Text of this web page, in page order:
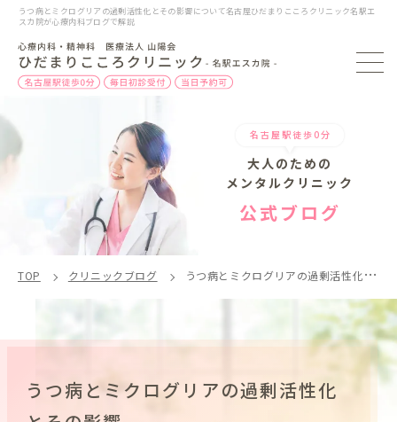
うつ病とミクログリアの過剰活性化とその影響について名古屋ひだまりこころクリニック名駅エ
スカ院が心療内科ブログで解説
名古屋駅徒歩0分
大人のための
メンタルクリニック
公式ブログ
TOP クリニックブログ うつ病とミクログリアの過剰活性化とその影響
うつ病とミクログリアの過剰活性化